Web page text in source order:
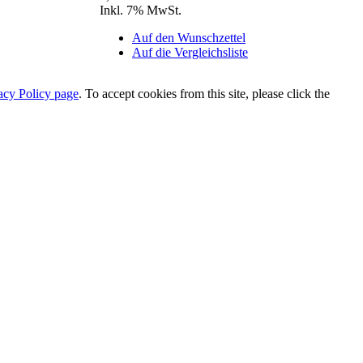
Inkl. 7% MwSt.
Auf den Wunschzettel
Auf die Vergleichsliste
Policy page. To accept cookies from this site, please click the